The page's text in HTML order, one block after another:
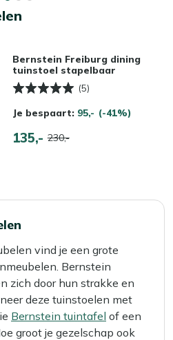
Bernstein Freiburg dining
tuinstoel stapelbaar
(5)
Je bespaart: 95,- (-41%)
135,- 230,-
vind je een grote
Bernstein
zich door hun strakke en
deze tuinstoelen met
Bernstein tuintafel of een
groot je gezelschap ook